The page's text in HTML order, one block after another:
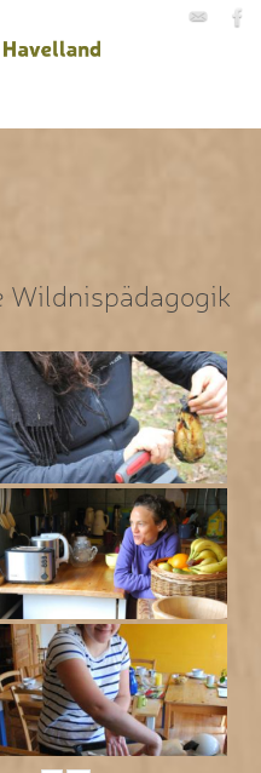
Wildnispädagogik